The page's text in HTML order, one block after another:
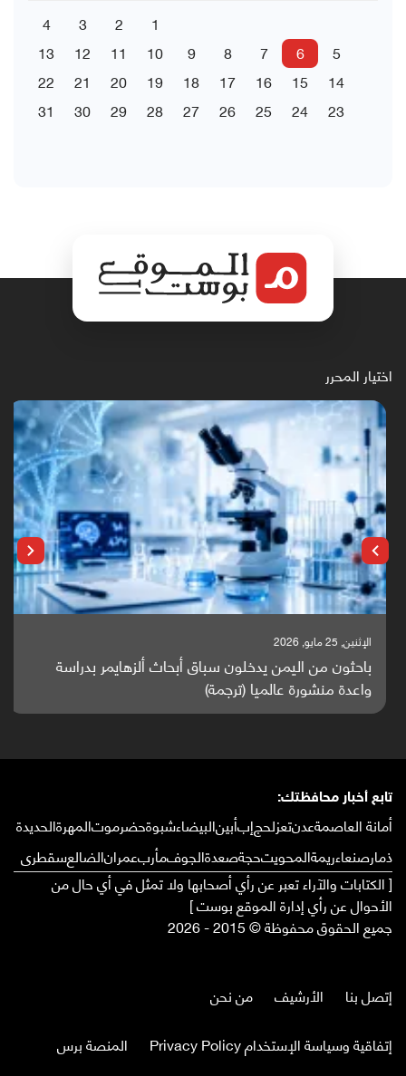
1
2
3
4
5
6
7
8
9
10
11
12
13
14
15
16
17
18
19
20
21
22
23
24
25
26
27
28
29
30
31
اختيار المحرر
الإثنين, 25 مايو, 2026
باحثون من اليمن يدخلون سباق أبحاث ألزهايمر بدراسة
واعدة منشورة عالميا (ترجمة)
تابع أخبار محافظتك:
أمانة العاصمةعدنتعزلحجإبأبينالبيضاءشبوةحضرموتالمهرةالحديدة
ذمارصنعاءريمةالمحويتحجةصعدةالجوفمأربعمرانالضالعسقطرى
[ الكتابات والآراء تعبر عن رأي أصحابها ولا تمثل في أي حال من
الأحوال عن رأي إدارة الموقع بوست ]
جميع الحقوق محفوظة © 2015 - 2026
إتصل بنا الأرشيف
من نحن
إتفاقية وسياسة الإستخدام Privacy Policy
المنصة برس